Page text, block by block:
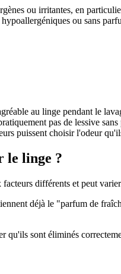
ou irritantes, en
ou sans
au linge pendant le
pas de lessive
puissent choisir l'odeur
le linge ?
différents et peut
déjà le "parfum de
qu'ils sont éliminés